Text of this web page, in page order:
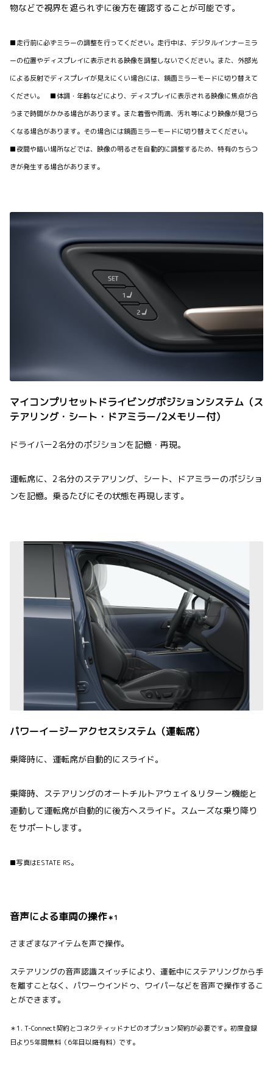
物などで視界を遮られずに後方を確認することが可能です。
■走行前に必ずミラーの調整を行ってください。走行中は、デジタルインナーミラ
ーの位置やディスプレイに表示される映像を調整しないでください。また、外部光
による反射でディスプレイが見えにくい場合には、鏡面ミラーモードに切り替えて
ください。 ■体調・年齢などにより、ディスプレイに表示される映像に焦点が合
うまで時間がかかる場合があります。また着雪や雨滴、汚れ等により映像が見づら
くなる場合があります。その場合には鏡面ミラーモードに切り替えてください。
■夜間や暗い場所などでは、映像の明るさを自動的に調整するため、特有のちらつ
きが発生する場合があります。
マイコンプリセットドライビングポジションシステム（ス
テアリング・シート・ドアミラー/2メモリー付）
ドライバー2名分のポジションを記憶・再現。
運転席に、2名分のステアリング、シート、ドアミラーのポジショ
ンを記憶。乗るたびにその状態を再現します。
パワーイージーアクセスシステム（運転席）
乗降時に、運転席が自動的にスライド。
乗降時、ステアリングのオートチルトアウェイ＆リターン機能と
連動して運転席が自動的に後方へスライド。スムーズな乗り降り
をサポートします。
■写真はESTATE RS。
音声による車両の操作＊1
さまざまなアイテムを声で操作。
ステアリングの音声認識スイッチにより、運転中にステアリングから手
を離すことなく、パワーウインドゥ、ワイパーなどを音声で操作するこ
とができます。
＊1. T-Connect契約とコネクティッドナビのオプション契約が必要です。初度登録
日より5年間無料（6年目以降有料）です。